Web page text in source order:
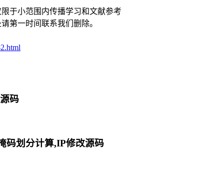
于小范围内传播学习和文献参考
第一时间联系我们删除。
码
码划分计算,IP修改源码